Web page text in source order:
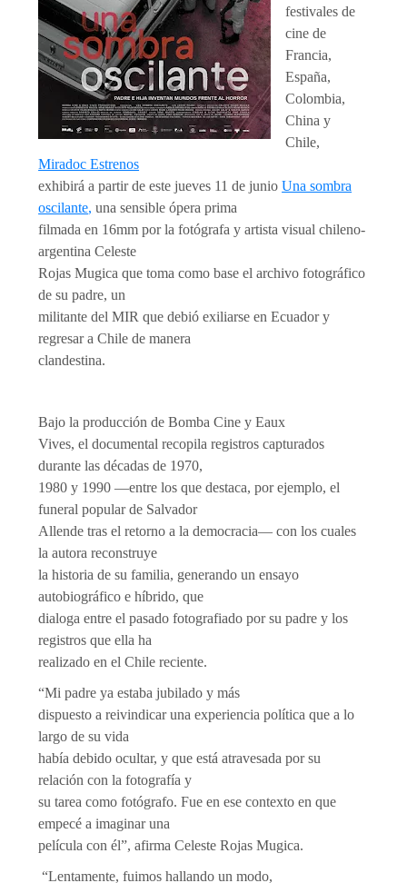
festivales de
cine de
Francia,
España,
Colombia,
China y
Chile,
Miradoc Estrenos
exhibirá a partir de este jueves 11 de junioUna sombra
oscilante, una sensible ópera prima
filmada en 16mm por la fotógrafa y artista visual chileno-
argentina Celeste
Rojas Mugica que toma como base el archivo fotográfico
de su padre, un
militante del MIR que debió exiliarse en Ecuador y
regresar a Chile de manera
clandestina.
Bajo la producción de Bomba Cine y Eaux
Vives, el documental recopila registros capturados
durante las décadas de 1970,
1980 y 1990 —entre los que destaca, por ejemplo, el
funeral popular de Salvador
Allende tras el retorno a la democracia— con los cuales
la autora reconstruye
la historia de su familia, generando un ensayo
autobiográfico e híbrido, que
dialoga entre el pasado fotografiado por su padre y los
registros que ella ha
realizado en el Chile reciente.
“Mi padre ya estaba jubilado y más
dispuesto a reivindicar una experiencia política que a lo
largo de su vida
había debido ocultar, y que está atravesada por su
relación con la fotografía y
su tarea como fotógrafo. Fue en ese contexto en que
empecé a imaginar una
película con él”, afirma Celeste Rojas Mugica.
“Lentamente, fuimos hallando un modo,